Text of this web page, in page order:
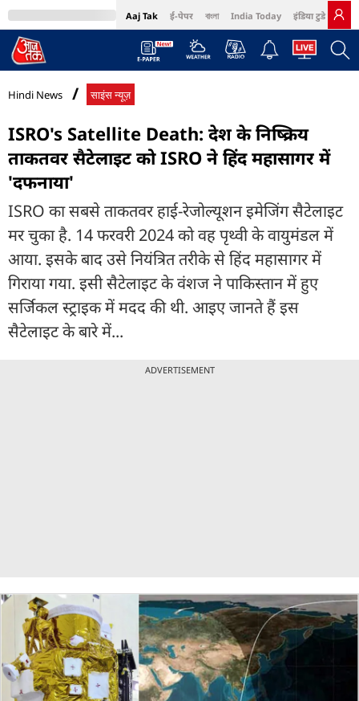
Aaj Tak ई-पेपर বাংলা India Today इंडिया टुडे हिंदी
MumbaiTak Cosmopolitan Harper's Bazaar Northeast
Hindi News साइंस न्यूज़
ISRO's Satellite Death: देश के निष्क्रिय
ताकतवर सैटेलाइट को ISRO ने हिंद महासागर में
'दफनाया'
ISRO का सबसे ताकतवर हाई-रेजोल्यूशन इमेजिंग सैटेलाइट
मर चुका है. 14 फरवरी 2024 को वह पृथ्वी के वायुमंडल में
आया. इसके बाद उसे नियंत्रित तरीके से हिंद महासागर में
गिराया गया. इसी सैटेलाइट के वंशज ने पाकिस्तान में हुए
सर्जिकल स्ट्राइक में मदद की थी. आइए जानते हैं इस
सैटेलाइट के बारे में...
ADVERTISEMENT